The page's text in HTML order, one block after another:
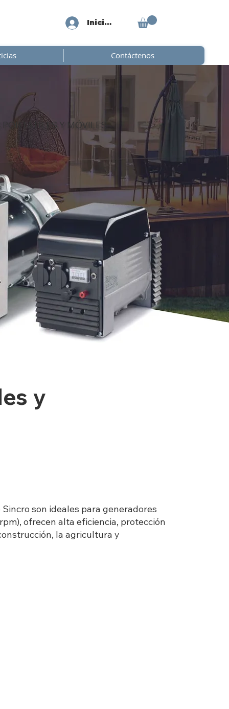
Iniciar sesión
Contáctenos
Y MÓVILES
y
son ideales para generadores
ofrecen alta eficiencia, protección
la agricultura y